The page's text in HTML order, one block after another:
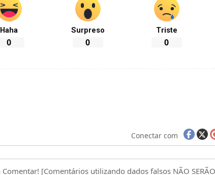
Haha
0
Surpreso
0
Triste
0
Conectar com